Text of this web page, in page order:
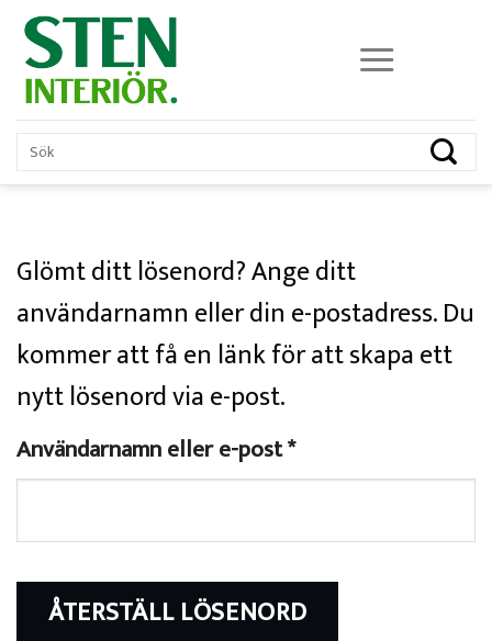
Skip
content
Glömt ditt lösenord? Ange ditt
användarnamn eller din e-postadress. Du
kommer att få en länk för att skapa ett
nytt lösenord via e-post.
Användarnamn eller e-post*Obligatoriskt
ÅTERSTÄLL LÖSENORD